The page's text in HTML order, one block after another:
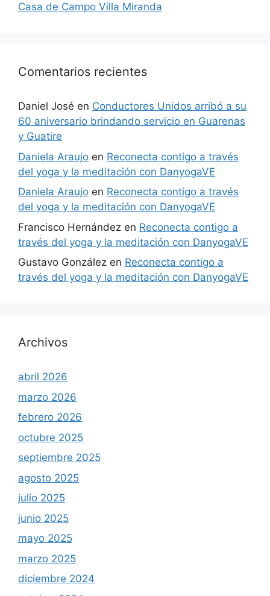
Casa de Campo Villa Miranda
Comentarios recientes
Daniel José en Conductores Unidos arribó a su
60 aniversario brindando servicio en Guarenas
y Guatire
Daniela Araujo en Reconecta contigo a través
del yoga y la meditación con DanyogaVE
Daniela Araujo en Reconecta contigo a través
del yoga y la meditación con DanyogaVE
Francisco Hernández en Reconecta contigo a
través del yoga y la meditación con DanyogaVE
Gustavo González en Reconecta contigo a
través del yoga y la meditación con DanyogaVE
Archivos
abril 2026
marzo 2026
febrero 2026
octubre 2025
septiembre 2025
agosto 2025
julio 2025
junio 2025
mayo 2025
marzo 2025
diciembre 2024